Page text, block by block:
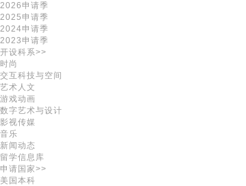
2026申请季
2025申请季
2024申请季
2023申请季
开设科系>>
时尚
交互科技与空间
艺术人文
游戏动画
数字艺术与设计
影视传媒
音乐
新闻动态
留学信息库
申请国家>>
美国本科